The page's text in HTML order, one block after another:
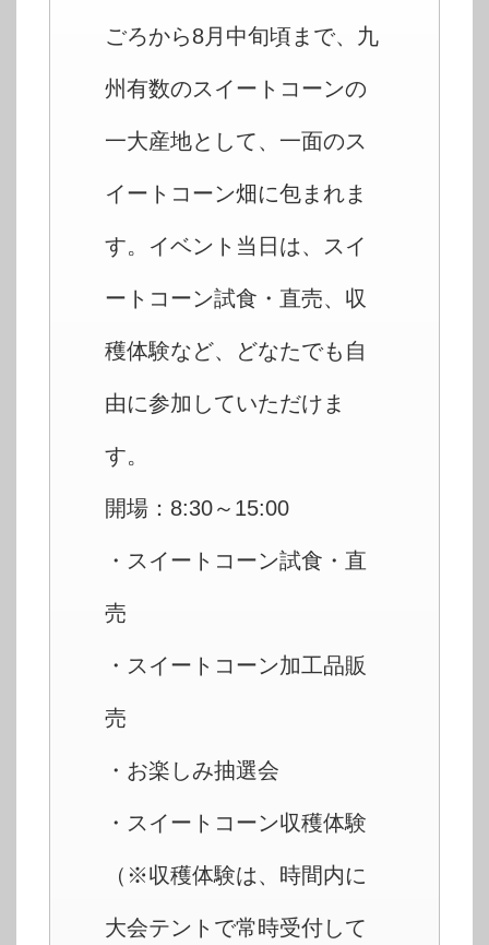
ごろから8月中旬頃まで、九
州有数のスイートコーンの
一大産地として、一面のス
イートコーン畑に包まれま
す。イベント当日は、スイ
ートコーン試食・直売、収
穫体験など、どなたでも自
由に参加していただけま
す。
開場：8:30～15:00
・スイートコーン試食・直
売
・スイートコーン加工品販
売
・お楽しみ抽選会
・スイートコーン収穫体験
（※収穫体験は、時間内に
大会テントで常時受付して